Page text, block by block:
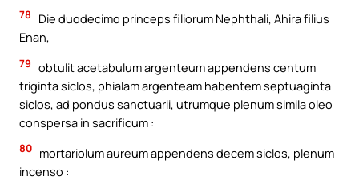
78
Die duodecimo princeps filiorum Nephthali, Ahira filius
Enan,
79 obtulit acetabulum argenteum appendens centum
triginta siclos, phialam argenteam habentem septuaginta
siclos, ad pondus sanctuarii, utrumque plenum simila oleo
conspersa in sacrificum :
80 mortariolum aureum appendens decem siclos, plenum
incenso :